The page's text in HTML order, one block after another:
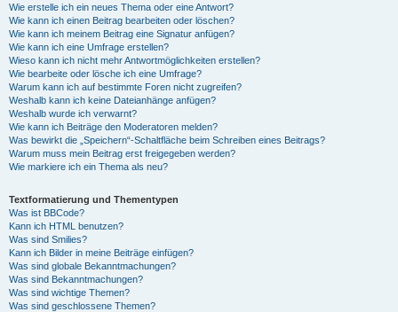
Wie erstelle ich ein neues Thema oder eine Antwort?
Wie kann ich einen Beitrag bearbeiten oder löschen?
Wie kann ich meinem Beitrag eine Signatur anfügen?
Wie kann ich eine Umfrage erstellen?
Wieso kann ich nicht mehr Antwortmöglichkeiten erstellen?
Wie bearbeite oder lösche ich eine Umfrage?
Warum kann ich auf bestimmte Foren nicht zugreifen?
Weshalb kann ich keine Dateianhänge anfügen?
Weshalb wurde ich verwarnt?
Wie kann ich Beiträge den Moderatoren melden?
Was bewirkt die „Speichern“-Schaltfläche beim Schreiben eines Beitrags?
Warum muss mein Beitrag erst freigegeben werden?
Wie markiere ich ein Thema als neu?
Textformatierung und Thementypen
Was ist BBCode?
Kann ich HTML benutzen?
Was sind Smilies?
Kann ich Bilder in meine Beiträge einfügen?
Was sind globale Bekanntmachungen?
Was sind Bekanntmachungen?
Was sind wichtige Themen?
Was sind geschlossene Themen?